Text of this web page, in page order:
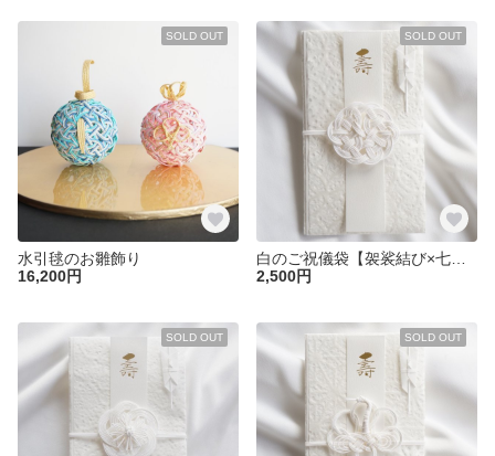
SOLD OUT
水引毬のお雛飾り
16,200円
SOLD OUT
2,500円
SOLD OUT SOLD OUT